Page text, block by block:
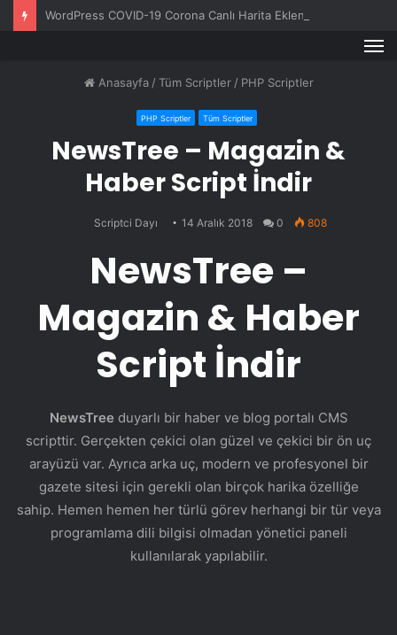
WordPress COVID-19 Corona Canlı Harita Eklentisi v1.0.3
Anasayfa / Tüm Scriptler / PHP Scriptler
PHP Scriptler Tüm Scriptler
NewsTree – Magazin &
Haber Script İndir
Scriptci Dayı 14 Aralık 2018 0 808
NewsTree –
Magazin & Haber
Script İndir
NewsTree duyarlı bir haber ve blog portalı CMS
scripttir. Gerçekten çekici olan güzel ve çekici bir ön uç
arayüzü var. Ayrıca arka uç, modern ve profesyonel bir
gazete sitesi için gerekli olan birçok harika özelliğe
sahip. Hemen hemen her türlü görev herhangi bir tür veya
programlama dili bilgisi olmadan yönetici paneli
kullanılarak yapılabilir.